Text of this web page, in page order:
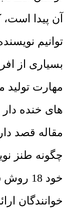
آن پیدا
توانیم
بسیاری از
مهارت تولید
های خنده دار
مقاله قصد
چگونه طنز
خود
خوانندگان